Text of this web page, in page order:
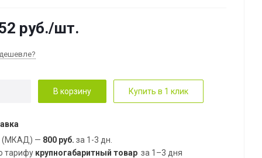
руб./шт.
В корзину Купить в 1 клик
(МКАД) — 800 руб. за 1-3 дн.
тарифу крупногабаритный товар за 1–3 дня